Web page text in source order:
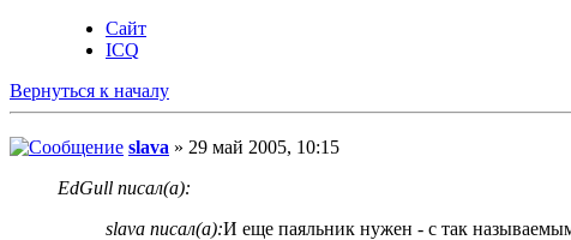
Сайт
ICQ
Вернуться к началу
slava » 29 май 2005, 10:15
EdGull писал(а):
slava писал(а):И еще паяльник нужен - с так